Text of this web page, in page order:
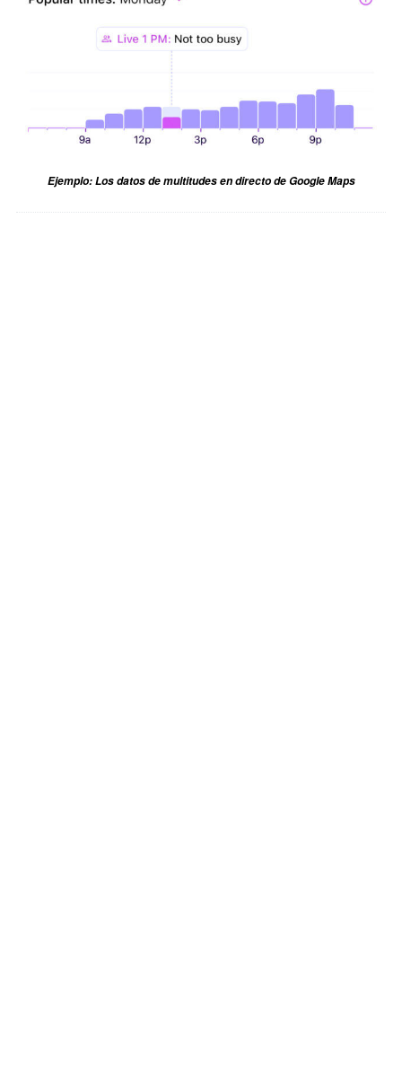
Ejemplo: Los datos de multitudes en directo de Google Maps